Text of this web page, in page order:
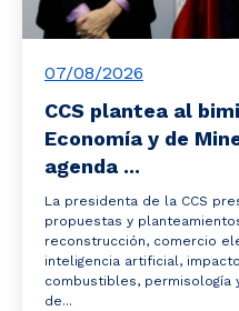
07/08/2026
CCS plantea al
Economía y de
agenda ...
La presidenta de la CCS
propuestas y
reconstrucción, comercio
inteligencia artificial,
combustibles, permisología
de...